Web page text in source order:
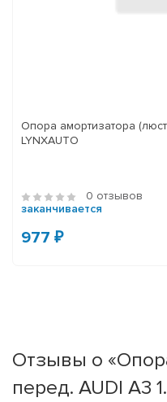
Опора амортизатора
LYNXAUTO
0 отзывов
заканчивается
977 ₽
Отзывы о
перед. AUDI A3